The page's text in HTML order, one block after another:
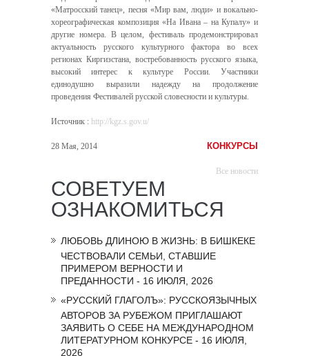
«Матросский танец», песня «Мир вам, люди» и вокально-
хореографическая композиция «На Ивана – на Купалу» и
другие номера. В целом, фестиваль продемонстрировал
актуальность русского культурного фактора во всех
регионах Киргизстана, востребованность русского языка,
высокий интерес к культуре России. Участники
единодушно выразили надежду на продолжение
проведения Фестивалей русской словесности и культуры.
Источник : http://kgz.s.gov.u/
28 Мая, 2014 КОНКУРСЫ
Все новости
СОВЕТУЕМ
ОЗНАКОМИТЬСЯ
ЛЮБОВЬ ДЛИНОЮ В ЖИЗНЬ: В БИШКЕКЕ
ЧЕСТВОВАЛИ СЕМЬИ, СТАВШИЕ
ПРИМЕРОМ ВЕРНОСТИ И
ПРЕДАННОСТИ - 16 ИЮЛЯ, 2026
«РУССКИЙ ГЛАГОЛЪ»: РУССКОЯЗЫЧНЫХ
АВТОРОВ ЗА РУБЕЖОМ ПРИГЛАШАЮТ
ЗАЯВИТЬ О СЕБЕ НА МЕЖДУНАРОДНОМ
ЛИТЕРАТУРНОМ КОНКУРСЕ - 16 ИЮЛЯ,
2026